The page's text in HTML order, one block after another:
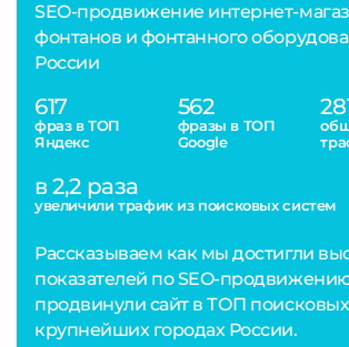
SEO-продвижение интернет-
фонтанов и фонтанного
России
617
фраз в ТОП
Яндекс
562
фразы в ТОП
Google
в 2,2 раза
увеличили трафик из поисковых систем
Рассказываем как мы достигли
показателей по SEO-
продвинули сайт в ТОП
крупнейших городах России.